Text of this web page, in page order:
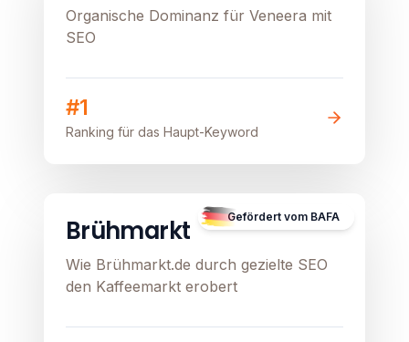
Organische Dominanz für Veneera mit
SEO
#1
Ranking für das Haupt-Keyword
Gefördert vom BAFA
B2C E-Commerce Lokal
Brühmarkt
Wie Brühmarkt.de durch gezielte SEO
den Kaffeemarkt erobert